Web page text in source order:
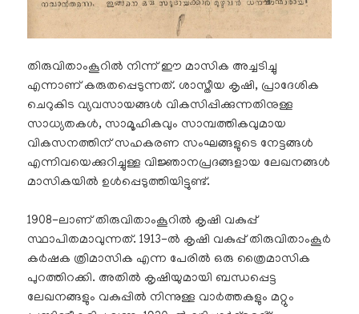
തിരുവിതാംകൂറിൽ നിന്ന് ഈ മാസിക അച്ചടിച്ചു
എന്നാണ് കരുതപ്പെടുന്നത്. ശാസ്തീയ കൃഷി, പ്രാദേശിക
ചെറുകിട വ്യവസായങ്ങൾ വികസിപ്പിക്കുന്നതിനുള്ള
സാധ്യതകൾ, സാമൂഹികവും സാമ്പത്തികവുമായ
വികസനത്തിന് സഹകരണ സംഘങ്ങളുടെ നേട്ടങ്ങൾ
എന്നിവയെക്കുറിച്ചുള്ള വിജ്ഞാനപ്രദങ്ങളായ ലേഖനങ്ങൾ
മാസികയിൽ ഉൾപ്പെടുത്തിയിട്ടുണ്ട്.
1908-ലാണ് തിരുവിതാംകൂറിൽ കൃഷി വകുപ്പ്
സ്ഥാപിതമാവുന്നത്. 1913-ൽ കൃഷി വകുപ്പ് തിരുവിതാംകൂർ
കർഷക ത്രിമാസിക എന്ന പേരിൽ ഒരു ത്രൈമാസിക
പുറത്തിറക്കി. അതിൽ കൃഷിയുമായി ബന്ധപ്പെട്ട
ലേഖനങ്ങളും വകുപ്പിൽ നിന്നുള്ള വാർത്തകളും മറ്റും